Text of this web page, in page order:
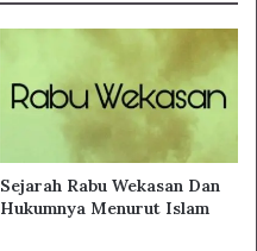
Sejarah Rabu Wekasan Dan
Hukumnya Menurut Islam